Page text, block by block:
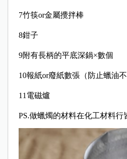
7竹筷or金屬攪拌棒
8鉗子
9附有長柄的平底深鍋×數個
10報紙or廢紙數張（防止蠟油不
11電磁爐
PS.做蠟燭的材料在化工材料行